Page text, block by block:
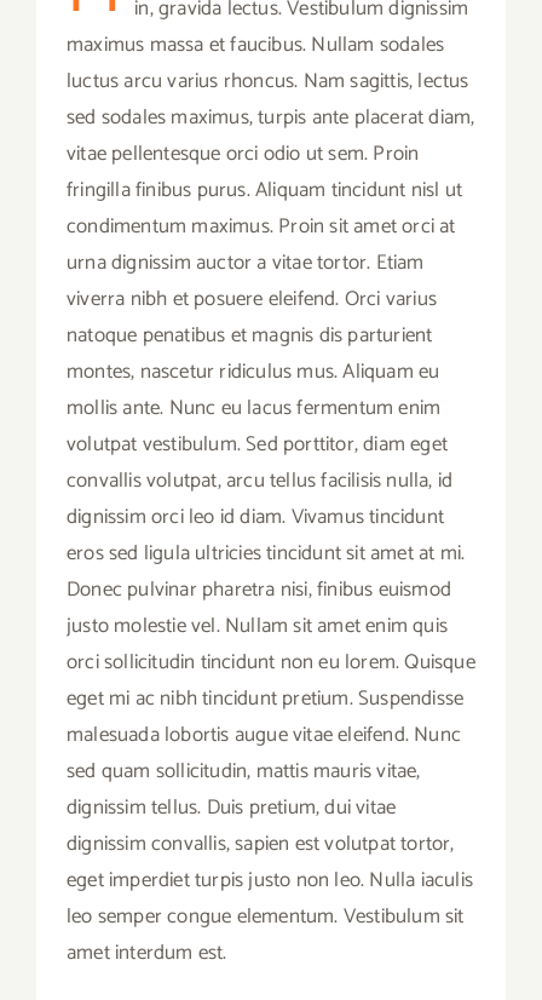
in, gravida lectus. Vestibulum dignissim
maximus massa et faucibus. Nullam sodales
luctus arcu varius rhoncus. Nam sagittis, lectus
sed sodales maximus, turpis ante placerat diam,
vitae pellentesque orci odio ut sem. Proin
fringilla finibus purus. Aliquam tincidunt nisl ut
condimentum maximus. Proin sit amet orci at
urna dignissim auctor a vitae tortor. Etiam
viverra nibh et posuere eleifend. Orci varius
natoque penatibus et magnis dis parturient
montes, nascetur ridiculus mus. Aliquam eu
mollis ante. Nunc eu lacus fermentum enim
volutpat vestibulum. Sed porttitor, diam eget
convallis volutpat, arcu tellus facilisis nulla, id
dignissim orci leo id diam. Vivamus tincidunt
eros sed ligula ultricies tincidunt sit amet at mi.
Donec pulvinar pharetra nisi, finibus euismod
justo molestie vel. Nullam sit amet enim quis
orci sollicitudin tincidunt non eu lorem. Quisque
eget mi ac nibh tincidunt pretium. Suspendisse
malesuada lobortis augue vitae eleifend. Nunc
sed quam sollicitudin, mattis mauris vitae,
dignissim tellus. Duis pretium, dui vitae
dignissim convallis, sapien est volutpat tortor,
eget imperdiet turpis justo non leo. Nulla iaculis
leo semper congue elementum. Vestibulum sit
amet interdum est.